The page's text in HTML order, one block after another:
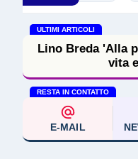
ULTIMI ARTICOLI
Lino Breda 'Alla
vita
RESTA IN CONTATTO
E-MAIL